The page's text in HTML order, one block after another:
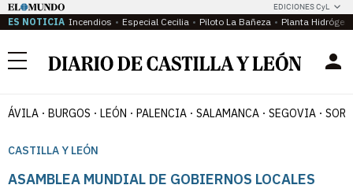
EDICIONES CyL
ES NOTICIA Incendios Especial Cecilia Piloto La Bañeza Planta
Menú
ÁVILA BURGOS LEÓN PALENCIA SALAMANCA SEGOVIA
CASTILLA Y LEÓN
ASAMBLEA MUNDIAL DE GOBIERNOS LOCALES